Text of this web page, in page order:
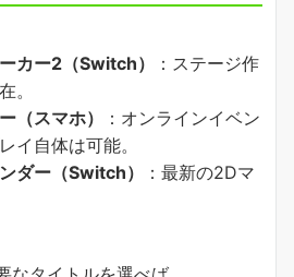
カー2（Switch）
：ステージ作
。
（スマホ）
：オンラインイベン
イ自体は可能。
ダー（Switch）
：最新の2Dマ